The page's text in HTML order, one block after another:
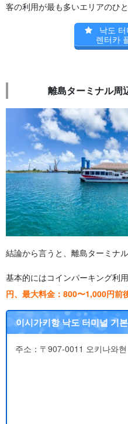
客の利用が最も多いエリアのひと
낙도
렌터카
離島ターミナル周
結論から言うと、離島ターミナ
基本的にはコインパーキング利用
円、最大料金：800〜1,000円前
이시가키항 낙도 터미널 기
주소：〒907-0011 오키나와